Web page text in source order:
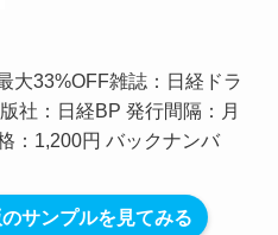
大33%OFF雑誌：日経ドラ
社：日経BP 発行間隔：月
：1,200円 バックナンバ
サンプルを見てみる